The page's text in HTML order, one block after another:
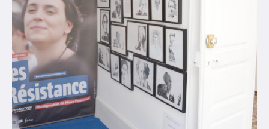
TRAVAUX D'ÉLÈVES
Odyssées, voyages intimes au singulier
De leurs propres ailes
Résidences avec
Corps et décor. Les gestes au travail
Nos mémoires, notre quartier
Missak Manouchian. Ce héros pas comme les autres